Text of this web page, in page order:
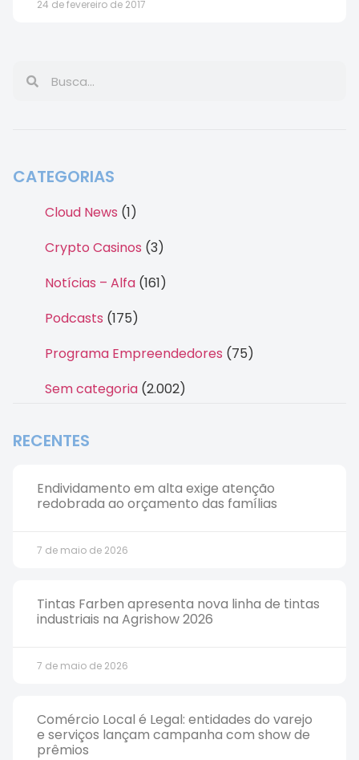
24 de fevereiro de 2017
CATEGORIAS
Cloud News (1)
Crypto Casinos (3)
Notícias – Alfa (161)
Podcasts (175)
Programa Empreendedores (75)
Sem categoria (2.002)
RECENTES
Endividamento em alta exige atenção
redobrada ao orçamento das famílias
7 de maio de 2026
Tintas Farben apresenta nova linha de tintas
industriais na Agrishow 2026
7 de maio de 2026
Comércio Local é Legal: entidades do varejo
e serviços lançam campanha com show de
prêmios